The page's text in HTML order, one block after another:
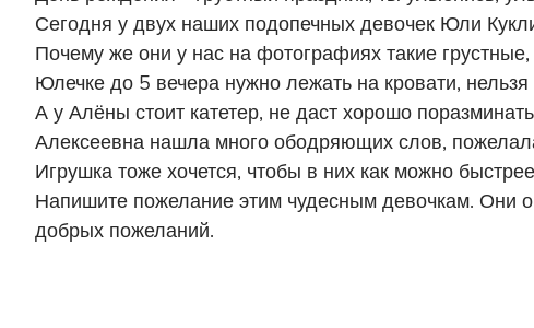
Сегодня у двух наших подопечных девочек Юли
Почему же они у нас на фотографиях такие
Юлечке до 5 вечера нужно лежать на кровати, нельзя
А у Алёны стоит катетер, не даст хорошо
Алексеевна нашла много ободряющих слов,
Игрушка тоже хочется, чтобы в них как можно
Напишите пожелание этим чудесным девочкам. Они
добрых пожеланий.